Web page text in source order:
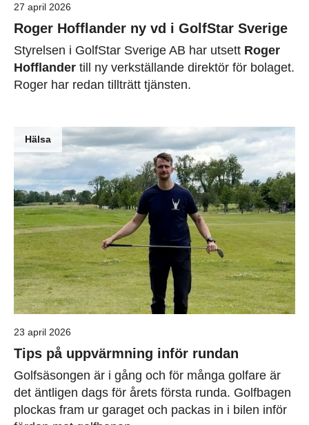
27 april 2026
Roger Hofflander ny vd i GolfStar Sverige
Styrelsen i GolfStar Sverige AB har utsett Roger
Hofflander till ny verkställande direktör för bolaget.
Roger har redan tillträtt tjänsten.
Hälsa
23 april 2026
Tips på uppvärmning inför rundan
Golfsäsongen är i gång och för många golfare är
det äntligen dags för årets första runda. Golfbagen
plockas fram ur garaget och packas in i bilen inför